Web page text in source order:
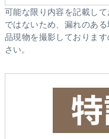
可能な限り内容を記載し
ではないため、漏れのあ
品現物を撮影しておりま
さい。